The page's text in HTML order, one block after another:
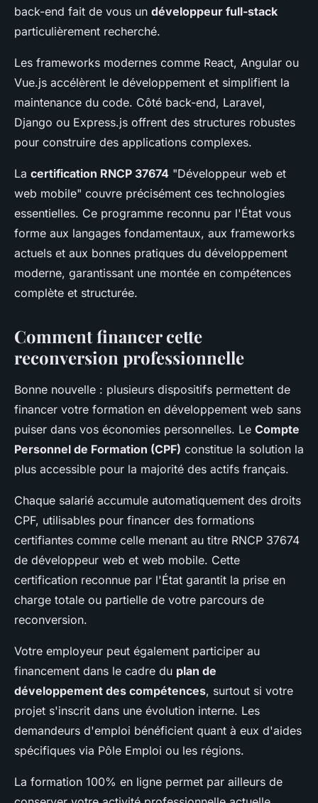
back-end fait de vous un développeur full-stack
particulièrement recherché.
Les frameworks modernes comme React, Angular ou
Vue.js accélèrent le développement et simplifient la
maintenance du code. Côté back-end, Laravel,
Django ou Express.js offrent des structures robustes
pour construire des applications complexes.
La certification RNCP 37674 "Développeur web et
web mobile" couvre précisément ces technologies
essentielles. Ce programme reconnu par l'État vous
forme aux langages fondamentaux, aux frameworks
actuels et aux bonnes pratiques du développement
moderne, garantissant une montée en compétences
complète et structurée.
Comment financer cette
reconversion professionnelle
Bonne nouvelle : plusieurs dispositifs permettent de
financer votre formation en développement web sans
puiser dans vos économies personnelles. Le Compte
Personnel de Formation (CPF) constitue la solution la
plus accessible pour la majorité des actifs français.
Chaque salarié accumule automatiquement des droits
CPF, utilisables pour financer des formations
certifiantes comme celle menant au titre RNCP 37674
de développeur web et web mobile. Cette
certification reconnue par l'État garantit la prise en
charge totale ou partielle de votre parcours de
reconversion.
Votre employeur peut également participer au
financement dans le cadre du plan de
développement des compétences, surtout si votre
projet s'inscrit dans une évolution interne. Les
demandeurs d'emploi bénéficient quant à eux d'aides
spécifiques via Pôle Emploi ou les régions.
La formation 100% en ligne permet par ailleurs de